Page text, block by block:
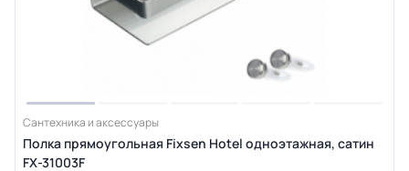
Сантехника и аксессуары
Полка прямоугольная Fixsen Hotel одноэтажная, сатин
FX-31003F